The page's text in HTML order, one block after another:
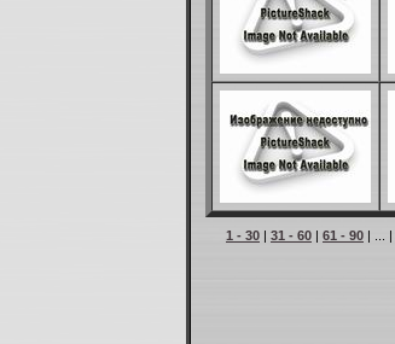
1 - 30 | 31 - 60 | 61 - 90 | ... |